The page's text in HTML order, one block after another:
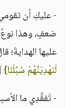
- عليكِ أن
ضعفٍ، وهذا نوعٌ
عليها الهدايةَ؛
لَنَهْدِيَنَّهُمْ سُبُلَنَا}
- تَفقَّدِي ما